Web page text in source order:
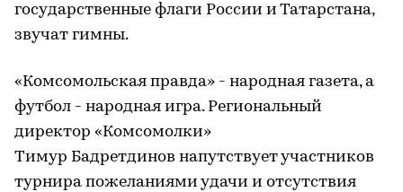
государственные флаги России и Татарстана,
звучат гимны.
«Комсомольская правда» - народная газета, а
футбол - народная игра. Региональный
директор «Комсомолки»
Тимур Бадретдинов напутствует участников
турнира пожеланиями удачи и отсутствия